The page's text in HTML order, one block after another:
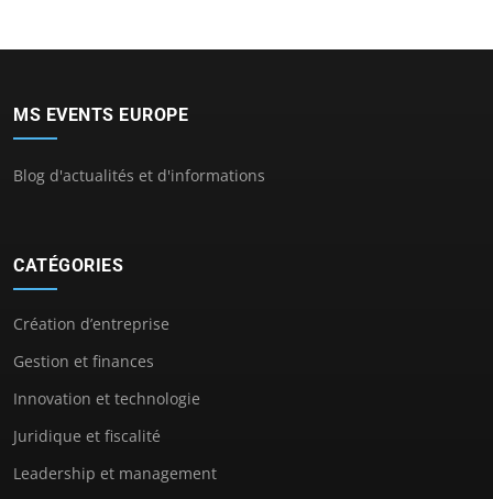
MS EVENTS EUROPE
Blog d'actualités et d'informations
CATÉGORIES
Création d’entreprise
Gestion et finances
Innovation et technologie
Juridique et fiscalité
Leadership et management